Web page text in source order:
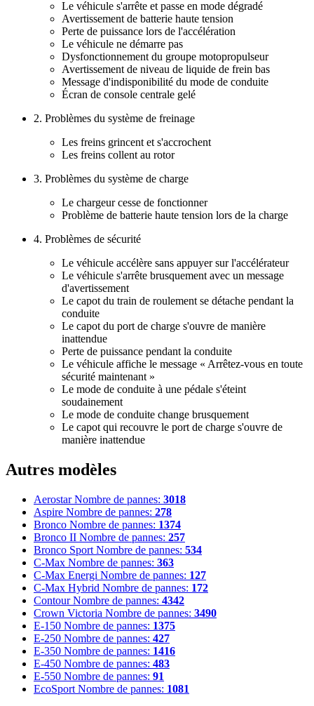
Le véhicule s'arrête et passe en mode dégradé
Avertissement de batterie haute tension
Perte de puissance lors de l'accélération
Le véhicule ne démarre pas
Dysfonctionnement du groupe motopropulseur
Avertissement de niveau de liquide de frein bas
Message d'indisponibilité du mode de conduite
Écran de console centrale gelé
2. Problèmes du système de freinage
Les freins grincent et s'accrochent
Les freins collent au rotor
3. Problèmes du système de charge
Le chargeur cesse de fonctionner
Problème de batterie haute tension lors de la charge
4. Problèmes de sécurité
Le véhicule accélère sans appuyer sur l'accélérateur
Le véhicule s'arrête brusquement avec un message
d'avertissement
Le capot du train de roulement se détache pendant la
conduite
Le capot du port de charge s'ouvre de manière
inattendue
Perte de puissance pendant la conduite
Le véhicule affiche le message « Arrêtez-vous en toute
sécurité maintenant »
Le mode de conduite à une pédale s'éteint
soudainement
Le mode de conduite change brusquement
Le capot qui recouvre le port de charge s'ouvre de
manière inattendue
Autres modèles
Aerostar Nombre de pannes: 3018
Aspire Nombre de pannes: 278
Bronco Nombre de pannes: 1374
Bronco II Nombre de pannes: 257
Bronco Sport Nombre de pannes: 534
C-Max Nombre de pannes: 363
C-Max Energi Nombre de pannes: 127
C-Max Hybrid Nombre de pannes: 172
Contour Nombre de pannes: 4342
Crown Victoria Nombre de pannes: 3490
E-150 Nombre de pannes: 1375
E-250 Nombre de pannes: 427
E-350 Nombre de pannes: 1416
E-450 Nombre de pannes: 483
E-550 Nombre de pannes: 91
EcoSport Nombre de pannes: 1081